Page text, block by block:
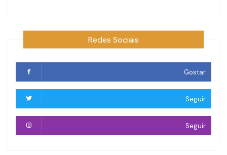
Redes Sociais
Gostar
Seguir
Seguir